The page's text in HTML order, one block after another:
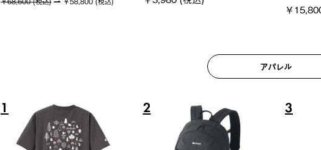
アパレル
5 6 7